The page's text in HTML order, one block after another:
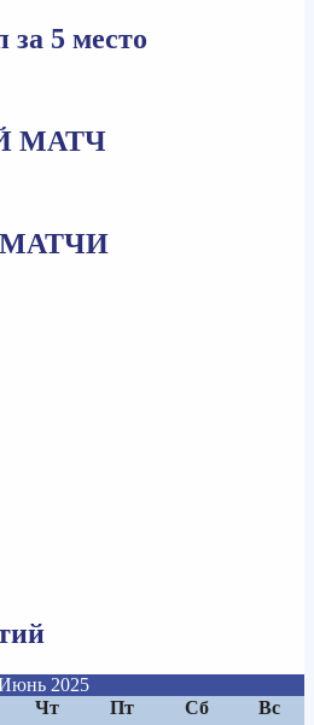
5 место
МАТЧ
2025
Чт Пт Сб
Вс